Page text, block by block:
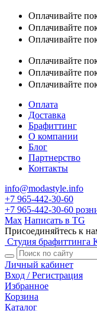
Оплачивайте
Оплачивайте
Оплачивайте
Оплачивайте
Оплачивайте
Оплачивайте
Оплата
Доставка
Брафиттинг
О компании
Блог
Партнерство
Контакты
info@modastyle.info
+7 965-442-30-60
+7 965-442-30-60
Max Написать в TG
Присоединяйтесь к
Студия брафиттинга
Личный кабинет
Вход / Регистрация
Избранное
Корзина
Каталог